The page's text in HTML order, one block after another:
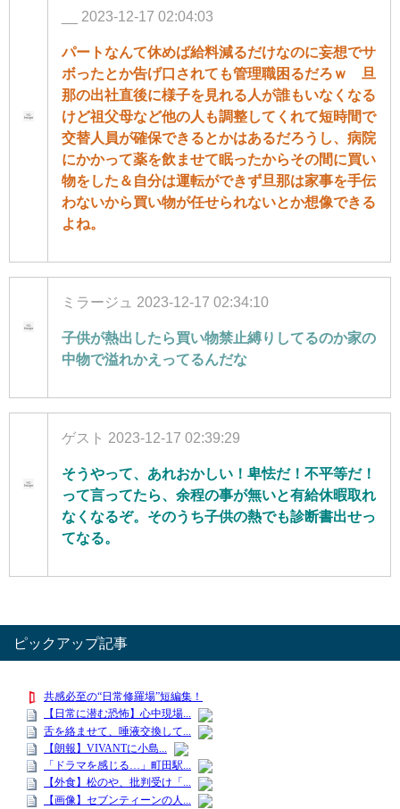
2023-12-17 02:04:03
パートなんて休めば給料減るだけなのに妄想でサ
ボったとか告げ口されても管理職困るだろｗ 旦
那の出社直後に様子を見れる人が誰もいなくなる
けど祖父母など他の人も調整してくれて短時間で
交替人員が確保できるとかはあるだろうし、病院
にかかって薬を飲ませて眠ったからその間に買い
物をした＆自分は運転ができず旦那は家事を手伝
わないから買い物が任せられないとか想像できる
よね。
ミラージュ 2023-12-17 02:34:10
子供が熱出したら買い物禁止縛りしてるのか家の
中物で溢れかえってるんだな
ゲスト 2023-12-17 02:39:29
そうやって、あれおかしい！卑怯だ！不平等だ！
って言ってたら、余程の事が無いと有給休暇取れ
なくなるぞ。そのうち子供の熱でも診断書出せっ
てなる。
ピックアップ記事